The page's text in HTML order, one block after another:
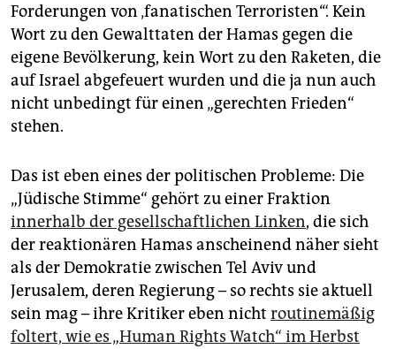
Forderungen von ‚fanatischen Terroristen‘“. Kein
Wort zu den Gewalttaten der Hamas gegen die
eigene Bevölkerung, kein Wort zu den Raketen, die
auf Israel abgefeuert wurden und die ja nun auch
nicht unbedingt für einen „gerechten Frieden“
stehen.
Das ist eben eines der politischen Probleme: Die
„Jüdische Stimme“ gehört zu einer Fraktion
innerhalb der gesellschaftlichen Linken, die sich
der reaktionären Hamas anscheinend näher sieht
als der Demokratie zwischen Tel Aviv und
Jerusalem, deren Regierung – so rechts sie aktuell
sein mag – ihre Kritiker eben nicht routinemäßig
foltert, wie es „Human Rights Watch“ im Herbst